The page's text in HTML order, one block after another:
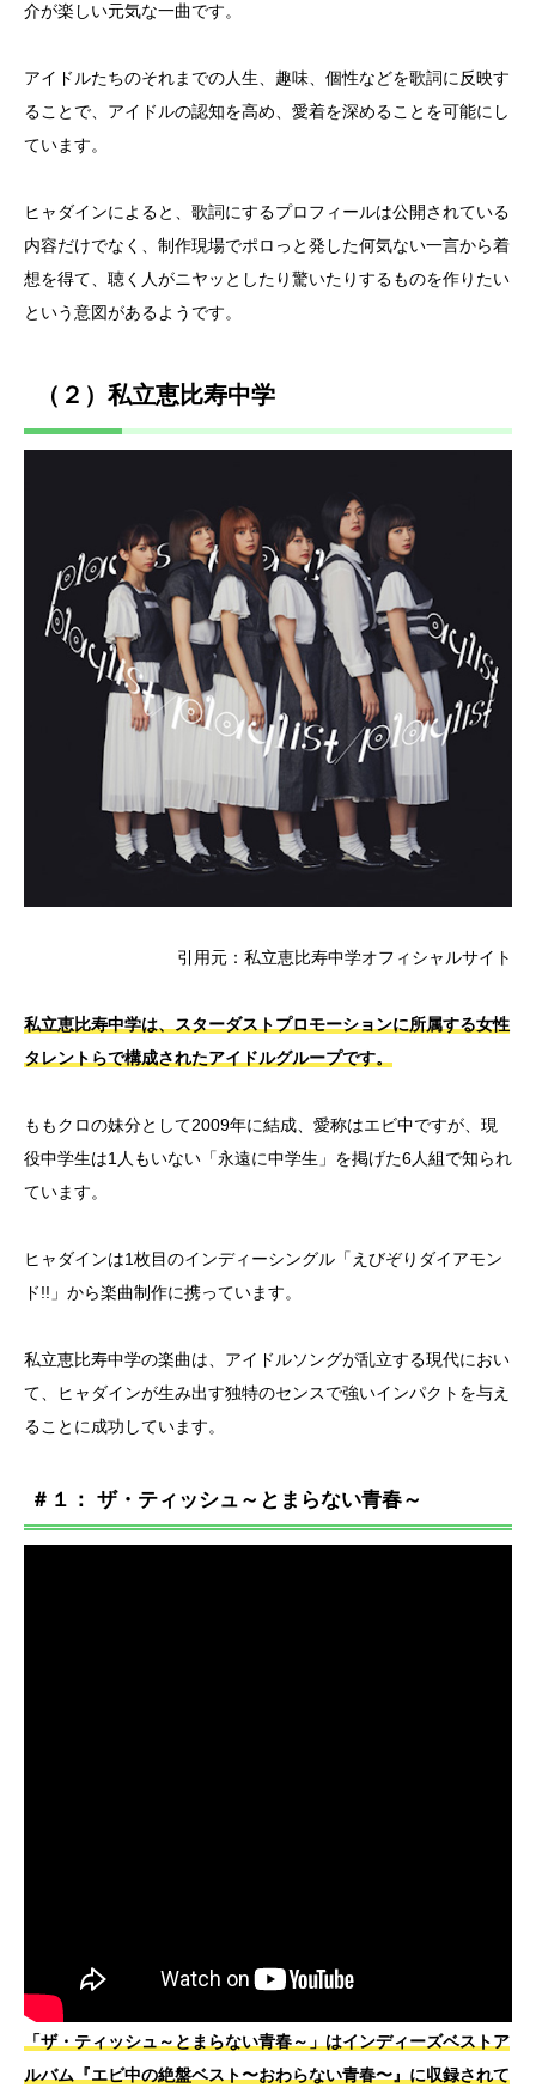
介が楽しい元気な一曲です。
アイドルたちのそれまでの人生、趣味、個性などを歌詞に反映す
ることで、アイドルの認知を高め、愛着を深めることを可能にし
ています。
ヒャダインによると、歌詞にするプロフィールは公開されている
内容だけでなく、制作現場でポロっと発した何気ない一言から着
想を得て、聴く人がニヤッとしたり驚いたりするものを作りたい
という意図があるようです。
（２）私立恵比寿中学
引用元：私立恵比寿中学オフィシャルサイト
私立恵比寿中学は、スターダストプロモーションに所属する女性
タレントらで構成されたアイドルグループです。
ももクロの妹分として2009年に結成、愛称はエビ中ですが、現
役中学生は1人もいない「永遠に中学生」を掲げた6人組で知られ
ています。
ヒャダインは1枚目のインディーシングル「えびぞりダイアモン
ド!!」から楽曲制作に携っています。
私立恵比寿中学の楽曲は、アイドルソングが乱立する現代におい
て、ヒャダインが生み出す独特のセンスで強いインパクトを与え
ることに成功しています。
＃１： ザ・ティッシュ～とまらない青春～
「ザ・ティッシュ～とまらない青春～」はインディーズベストア
ルバム『エビ中の絶盤ベスト〜おわらない青春〜』に収録されて